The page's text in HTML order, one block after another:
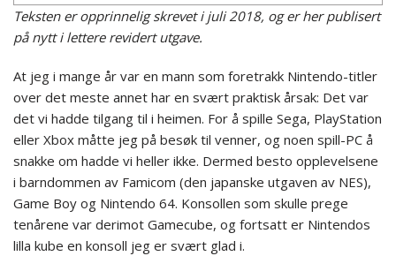
Teksten er opprinnelig skrevet i juli 2018, og er her publisert
på nytt i lettere revidert utgave.
At jeg i mange år var en mann som foretrakk Nintendo-titler
over det meste annet har en svært praktisk årsak: Det var
det vi hadde tilgang til i heimen. For å spille Sega, PlayStation
eller Xbox måtte jeg på besøk til venner, og noen spill-PC å
snakke om hadde vi heller ikke. Dermed besto opplevelsene
i barndommen av Famicom (den japanske utgaven av NES),
Game Boy og Nintendo 64. Konsollen som skulle prege
tenårene var derimot Gamecube, og fortsatt er Nintendos
lilla kube en konsoll jeg er svært glad i.